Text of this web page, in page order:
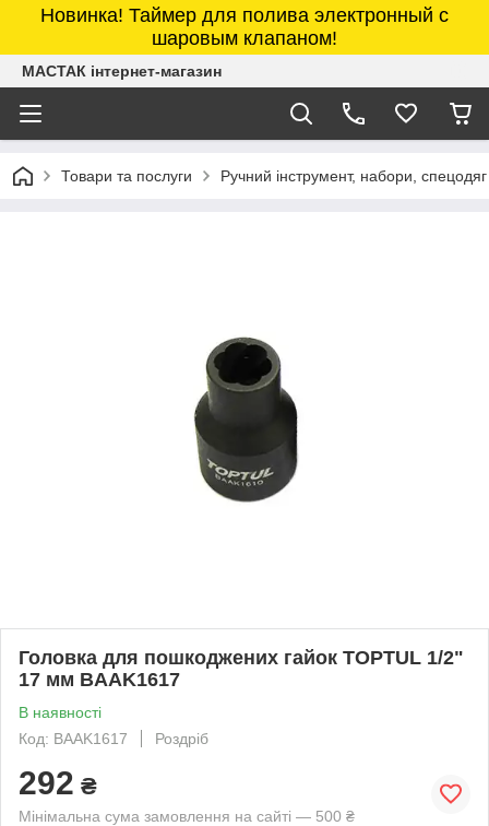
Новинка! Таймер для полива электронный с
шаровым клапаном!
МАСТАК інтернет-магазин
Товари та послуги Ручний інструмент, набори, спецодяг
Головка для пошкоджених гайок TOPTUL 1/2"
17 мм BAAK1617
В наявності
Код: BAAK1617
Роздріб
292 ₴
Мінімальна сума замовлення на сайті — 500 ₴